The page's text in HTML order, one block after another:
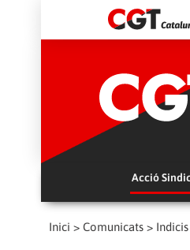
Acció
Inici > Comunicats >